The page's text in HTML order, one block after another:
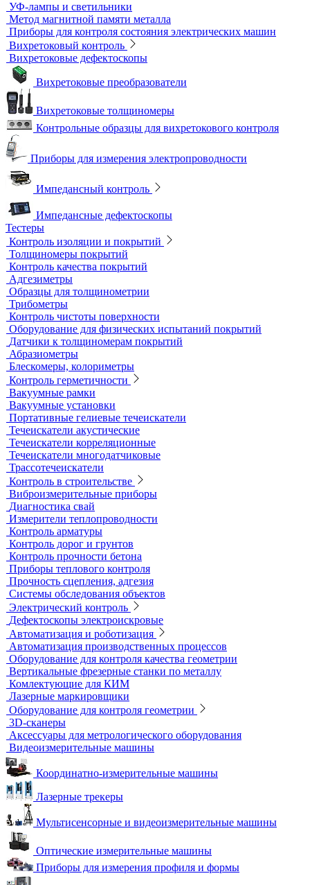
Принадлежности для контроля проникающими веществами
Индукционные нагреватели
Нагреватели для монтажа подшипников
Магнитный контроль
Магнитопорошковые дефектоскопы и электромагниты
Магнитные толщиномеры покрытий
Магнитометры, коэрцитиметры и ферритометры
Автоматические линии и стенды магнитопорошкового
контроля
Образцы для МПД
Расходные материалы для МПД
УФ-лампы и светильники
Метод магнитной памяти металла
Приборы для контроля состояния электрических машин
Вихретоковый контроль
Вихретоковые дефектоскопы
Вихретоковые преобразователи
Вихретоковые толщиномеры
Контрольные образцы для вихретокового контроля
Приборы для измерения электропроводности
Импедансный контроль
Импедансные дефектоскопы
Тестеры
Контроль изоляции и покрытий
Толщиномеры покрытий
Контроль качества покрытий
Адгезиметры
Образцы для толщинометрии
Трибометры
Контроль чистоты поверхности
Оборудование для физических испытаний покрытий
Датчики к толщиномерам покрытий
Абразиометры
Блескомеры, колориметры
Контроль герметичности
Вакуумные рамки
Вакуумные установки
Портативные гелиевые течеискатели
Течеискатели акустические
Течеискатели корреляционные
Течеискатели многодатчиковые
Трассотечеискатели
Контроль в строительстве
Виброизмерительные приборы
Диагностика свай
Измерители теплопроводности
Контроль арматуры
Контроль дорог и грунтов
Контроль прочности бетона
Приборы теплового контроля
Прочность сцепления, адгезия
Системы обследования объектов
Электрический контроль
Дефектоскопы электроискровые
Автоматизация и роботизация
Автоматизация производственных процессов
Оборудование для контроля качества геометрии
Вертикальные фрезерные станки по металлу
Комлектующие для КИМ
Лазерные маркировщики
Оборудование для контроля геометрии
3D-сканеры
Аксессуары для метрологического оборудования